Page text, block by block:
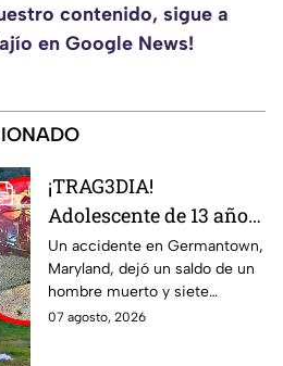
contenido, sigue a
en Google News!
¡TRAG3DIA!
Adolescente de 13 años
desata FATAL CHOQUE
con auto rob4do:
reportan un mu3rto y
siete menores heridos
Un accidente en Germantown,
Maryland, dejó un saldo de un
hombre muerto y siete
menores heridos luego de un
07 agosto, 2026